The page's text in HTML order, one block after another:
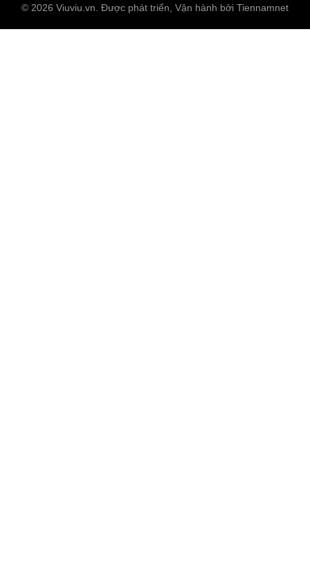
© 2026 Viuviu.vn. Được phát triển, Vận hành bởi Tiennamnet